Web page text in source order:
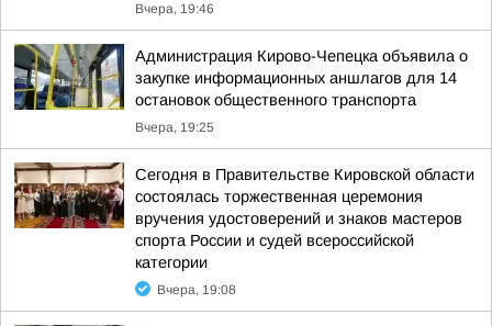
Вчера, 19:46
Администрация Кирово-Чепецка объявила о
закупке информационных аншлагов для 14
остановок общественного транспорта
Вчера, 19:25
Сегодня в Правительстве Кировской области
состоялась торжественная церемония
вручения удостоверений и знаков мастеров
спорта России и судей всероссийской
категории
Вчера, 19:08